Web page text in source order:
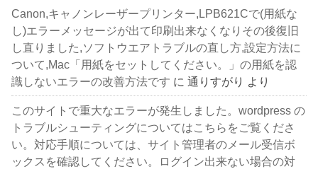
Canon,キャノンレーザープリンター,LPB621Cで(用紙な
し)エラーメッセージが出て印刷出来なくなりその後復旧
し直りました,ソフトウエアトラブルの直し方,設定方法に
ついて,Mac「用紙をセットしてください。」の用紙を認
識しないエラーの改善方法です に通りすがり より
このサイトで重大なエラーが発生しました。wordpress の
トラブルシューティングについてはこちらをご覧くださ
い。対応手順については、サイト管理者のメール受信ボ
ックスを確認してください。ログイン出来ない場合の対